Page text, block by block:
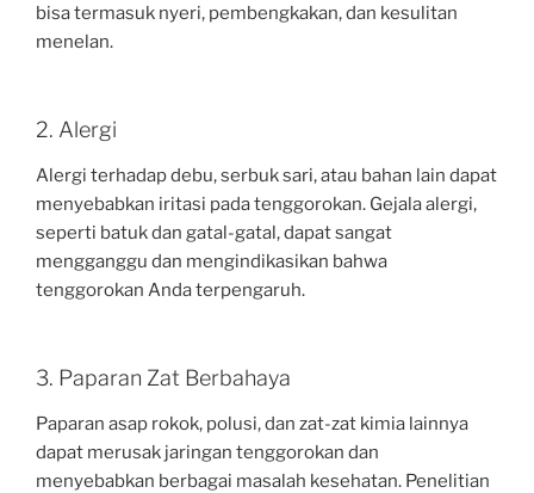
bisa termasuk nyeri, pembengkakan, dan kesulitan
menelan.
2. Alergi
Alergi terhadap debu, serbuk sari, atau bahan lain dapat
menyebabkan iritasi pada tenggorokan. Gejala alergi,
seperti batuk dan gatal-gatal, dapat sangat
mengganggu dan mengindikasikan bahwa
tenggorokan Anda terpengaruh.
3. Paparan Zat Berbahaya
Paparan asap rokok, polusi, dan zat-zat kimia lainnya
dapat merusak jaringan tenggorokan dan
menyebabkan berbagai masalah kesehatan. Penelitian